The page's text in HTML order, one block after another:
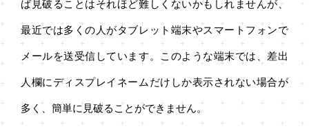
ば見破ることはそれほど難しくないかもしれませんが、
最近では多くの人がタブレット端末やスマートフォンで
メールを送受信しています。このような端末では、差出
人欄にディスプレイネームだけしか表示されない場合が
多く、簡単に見破ることができません。